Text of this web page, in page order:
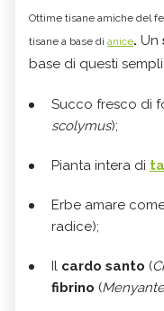
Ottime tisane amiche del
tisane a base di anice. Un
base di questi
Succo fresco di
scolymus);
Pianta intera di
Erbe amare
radice);
Il cardo santo (
fibrino (